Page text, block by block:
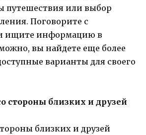
путешествия или выбор
Поговорите с
ищите информацию в
вы найдете еще более
варианты для своего
стороны близких и друзей
близких и друзей